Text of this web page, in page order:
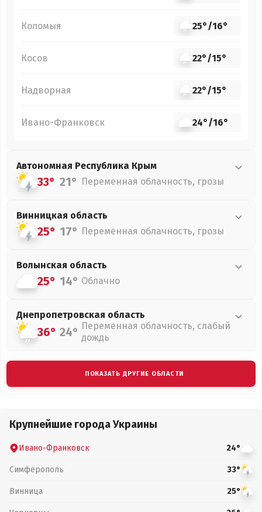
Коломыя 25°/16°
Косов 22°/15°
Надворная 22°/15°
Ивано-Франковск 24°/16°
Автономная Республика Крым
33° 21° Переменная облачность, грозы
Винницкая область
25° 17° Переменная облачность, грозы
Волынская область
25° 14° Облачно
Днепропетровская область
36° 24° Переменная облачность, слабый
дождь
ПОКАЗАТЬ ДРУГИЕ ОБЛАСТИ
Крупнейшие города Украины
Ивано-Франковск 24°
Симферополь 33°
Винница 25°